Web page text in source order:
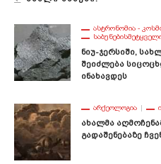
ᲐᲡᲢᲠᲝᲜᲝᲛᲘᲐ -
Ნიუ-Ჯერსიში,
Შეიძლება
Ინახავდეს
ᲐᲠᲥᲔᲝᲚᲝᲒᲘᲐ
Ახალმა
Გადაშენებაზე